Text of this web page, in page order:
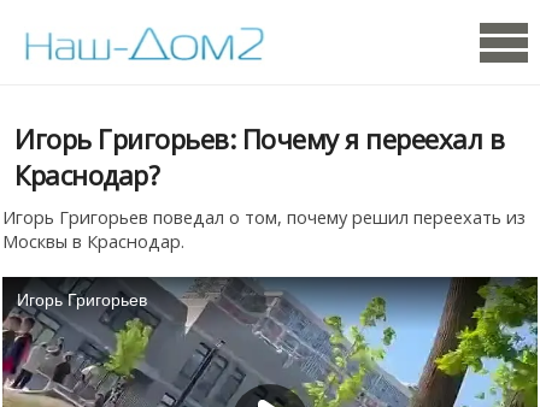
Игорь Григорьев: Почему я переехал в
Краснодар?
Игорь Григорьев поведал о том, почему решил переехать из
Москвы в Краснодар.